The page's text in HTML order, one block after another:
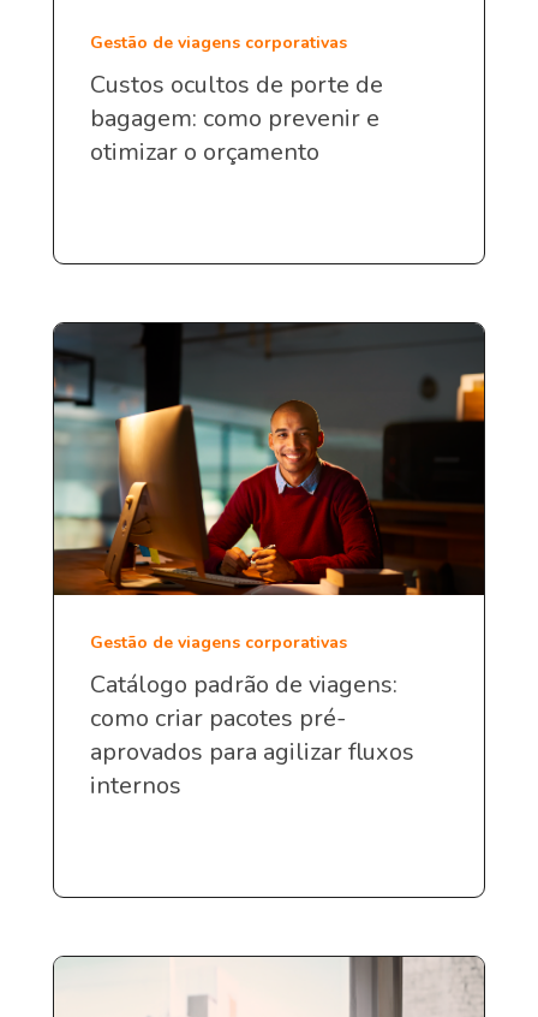
Gestão de viagens corporativas
Custos ocultos de porte de
bagagem: como prevenir e
otimizar o orçamento
Gestão de viagens corporativas
Catálogo padrão de viagens:
como criar pacotes pré-
aprovados para agilizar fluxos
internos